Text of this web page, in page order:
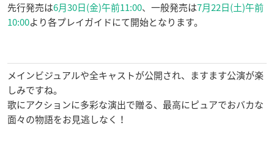
先行発売は6月30日(金)午前11:00、 一般発売は7月22日(土)午前
10:00より各プレイガイドにて開始となります。
メインビジュアルや全キャストが公開され、ますます公演が楽
しみですね。
歌にアクションに多彩な演出で贈る、最高にピュアでおバカな
面々の物語をお見逃しなく！